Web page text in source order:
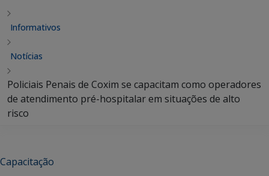
Informativos
Notícias
Policiais Penais de Coxim se capacitam como operadores
de atendimento pré-hospitalar em situações de alto
risco
Capacitação